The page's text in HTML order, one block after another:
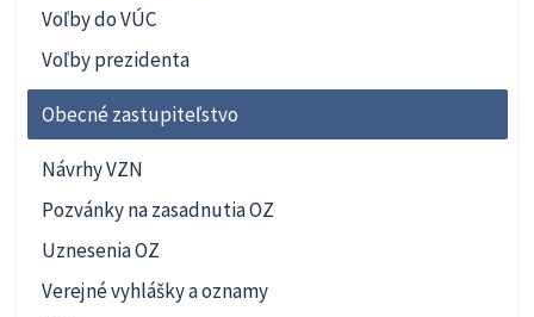
Voľby do VÚC
Voľby prezidenta
Obecné zastupiteľstvo
Návrhy VZN
Pozvánky na zasadnutia OZ
Uznesenia OZ
Verejné vyhlášky a oznamy